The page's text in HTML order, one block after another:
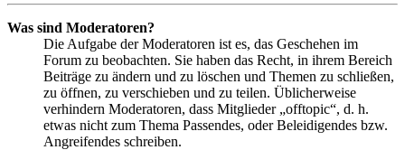
Was sind Moderatoren?
Die Aufgabe der Moderatoren ist es, das Geschehen im
Forum zu beobachten. Sie haben das Recht, in ihrem Bereich
Beiträge zu ändern und zu löschen und Themen zu schließen,
zu öffnen, zu verschieben und zu teilen. Üblicherweise
verhindern Moderatoren, dass Mitglieder „offtopic“, d. h.
etwas nicht zum Thema Passendes, oder Beleidigendes bzw.
Angreifendes schreiben.